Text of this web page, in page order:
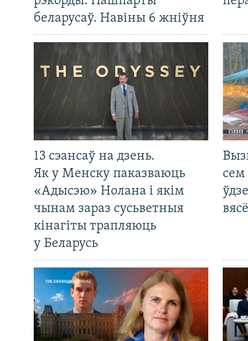
беларусаў. Навіны 6 жніўня
13 сэансаў на дзень.
Як у Менску паказваюць
«Адысэю» Нолана і якім
чынам зараз сусьветныя
кінагіты трапляюць
у Беларусь
сем